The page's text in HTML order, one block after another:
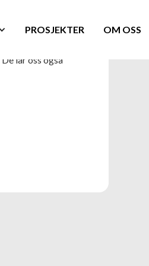
lar oss også
PROSJEKTER OM OSS